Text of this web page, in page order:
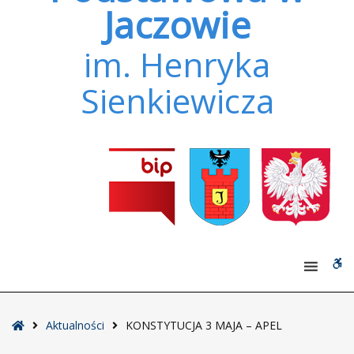
Jaczowie
im. Henryka
Sienkiewicza
StronaAktualności KONSTYTUCJA 3 MAJA – APEL